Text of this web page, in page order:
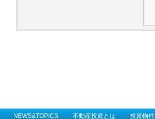
NEWS&TOPICS 不動産投資とは 投資物件